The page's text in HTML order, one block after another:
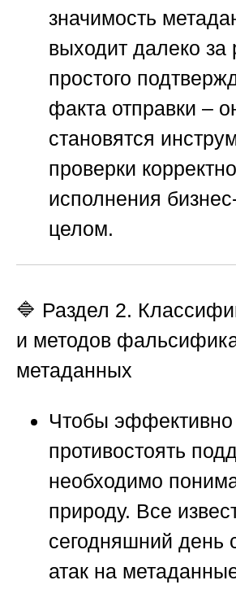
значимость
выходит далеко за
простого
факта отправки –
становятся
проверки
исполнения
целом.
🔷 Раздел 2.
и методов
метаданных
Чтобы эффективно
противостоять
необходимо
природу. Все
сегодняшний день
атак на